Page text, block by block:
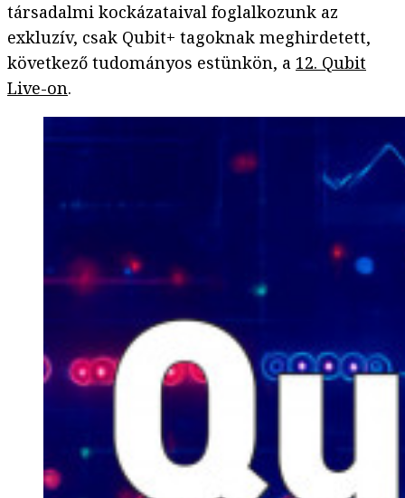
társadalmi kockázataival foglalkozunk az
exkluzív, csak Qubit+ tagoknak meghirdetett,
következő tudományos estünkön, a 12. Qubit
Live-on.